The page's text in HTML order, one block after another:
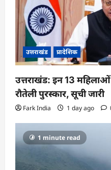
n
उत्तराखंड प्रादेशिक
उत्तराखंड: इन 13
रौतेली पुरस्कार, सूची जारी
Fark India 1 day ago
1 minute read